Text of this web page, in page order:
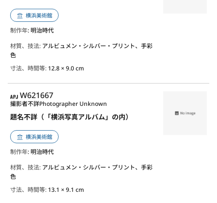
横浜美術館
制作年: 明治時代
材質、技法: アルビュメン・シルバー・プリント、手彩
色
寸法、時間等: 12.8 × 9.0 cm
APJ
W621667
題名不詳（「横浜写真アルバム」の内）
撮影者不詳Photographer Unknown
横浜美術館
制作年: 明治時代
材質、技法: アルビュメン・シルバー・プリント、手彩
色
寸法、時間等: 13.1 × 9.1 cm